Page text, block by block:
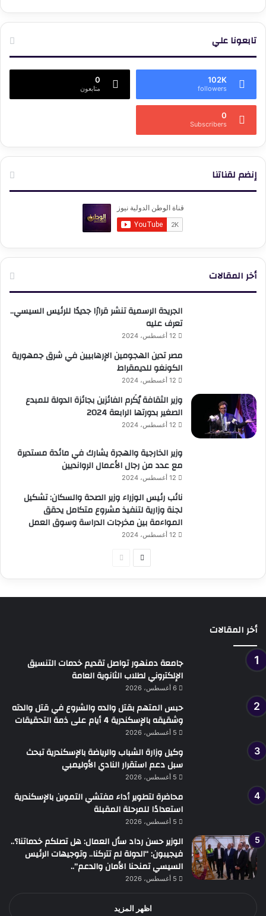
تابعونا علي
102K
followers
0
متابعون
0
Subscribers
إنضم لقناتنا
أخر المقالات
الجريدة الرسمية تنشر قرارًا جديدًا للرئيس السيسي..
تعرف عليه
12 أغسطس، 2024
مصر تدين الهجومين الإرهابيين في شرق جمهورية
الكونغو للديمقراط
12 أغسطس، 2024
وزير الثقافة يُكَرم الفائزين بجائزة الدولة للمبدع
الصغير بدورتها الرابعة 2024
12 أغسطس، 2024
وزير الخارجية والهجرة يشارك في مائدة مستديرة
مع عدد من رجال الأعمال الروانديين
12 أغسطس، 2024
نائب رئيس الوزراء وزير الصحة والسكان: تشكيل
لجنة وزارية لتنفيذ مشروع متكامل يحقق
المواءمة بين مخرجات الدراسة وسوق العمل
12 أغسطس، 2024
الصفحة
أخر المقالات
جامعة دمنهور تواصل تقديم خدمات التنسيق
الإلكتروني لطلاب الثانوية العامة
6 أغسطس، 2026
حبس المتهم بقتل والده والشروع في قتل والدته
وشقيقه بالإسكندرية 4 أيام على ذمة التحقيقات
5 أغسطس، 2026
وكيل وزارة الشباب والرياضة بالإسكندرية تبحث
سبل دعم استقرار النادي الأوليمبي
5 أغسطس، 2026
محاضرة لتطوير أداء مفتشي التموين بالإسكندرية
استعدادًا للمرحلة المقبلة
5 أغسطس، 2026
الوزير حسن رداد سأل العمال: هل تصلكم خدماتنا؟..
فيجيبون: “الدولة لم تتركنا.. وتوجيهات الرئيس
السيسي تمنحنا الأمان والدعم”..
5 أغسطس، 2026
اظهر المزيد